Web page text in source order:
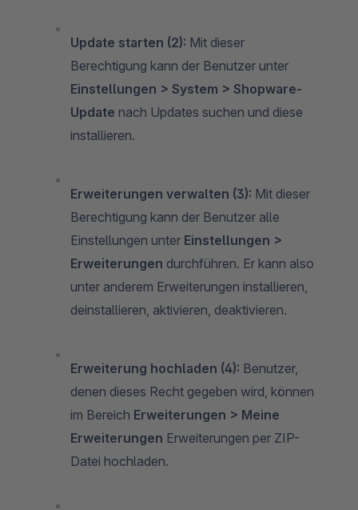
Update starten (2): Mit dieser
Berechtigung kann der Benutzer unter
Einstellungen > System > Shopware-
Update nach Updates suchen und diese
installieren.
Erweiterungen verwalten (3): Mit dieser
Berechtigung kann der Benutzer alle
Einstellungen unter Einstellungen >
Erweiterungen durchführen. Er kann also
unter anderem Erweiterungen installieren,
deinstallieren, aktivieren, deaktivieren.
Erweiterung hochladen (4): Benutzer,
denen dieses Recht gegeben wird, können
im Bereich Erweiterungen > Meine
Erweiterungen Erweiterungen per ZIP-
Datei hochladen.